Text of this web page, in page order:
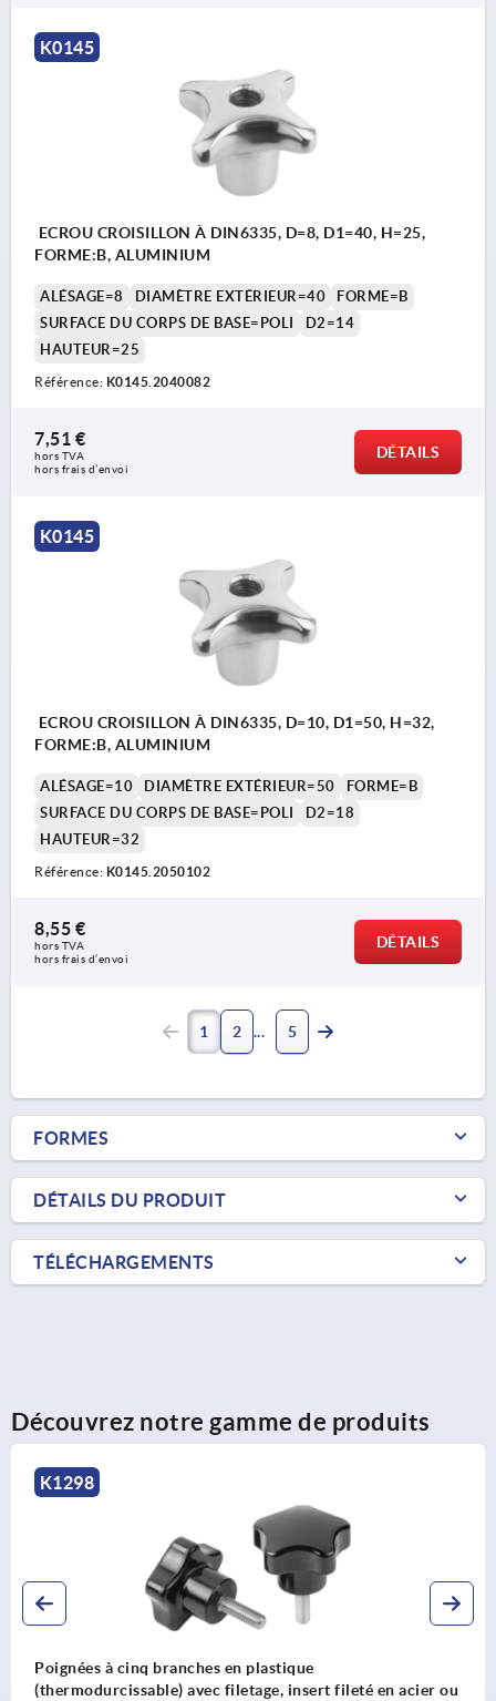
K0145
ECROU CROISILLON À DIN6335, D=8, D1=40, H=25,
FORME:B, ALUMINIUM
ALÉSAGE=8 DIAMÈTRE EXTÉRIEUR=40
FORME=B
SURFACE DU CORPS DE BASE=POLI
D2=14
HAUTEUR=25
Référence: K0145.2040082
7,51 €
hors TVA
hors frais d’envoi
DÉTAILS
K0145
ECROU CROISILLON À DIN6335, D=10, D1=50, H=32,
FORME:B, ALUMINIUM
ALÉSAGE=10 DIAMÈTRE EXTÉRIEUR=50
FORME=B
SURFACE DU CORPS DE BASE=POLI
D2=18
HAUTEUR=32
Référence: K0145.2050102
8,55 €
hors TVA
hors frais d’envoi
DÉTAILS
1 2 5
FORMES
DÉTAILS DU PRODUIT
TÉLÉCHARGEMENTS
Découvrez notre gamme de produits
K1298
Poignées à cinq branches en plastique
(thermodurcissable) avec filetage, insert fileté en acier ou